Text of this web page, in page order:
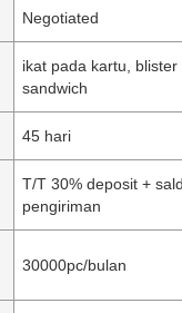
Negotiated
ikat pada kartu, blister
sandwich
45 hari
T/T 30% deposit +
pengiriman
30000pc/bulan